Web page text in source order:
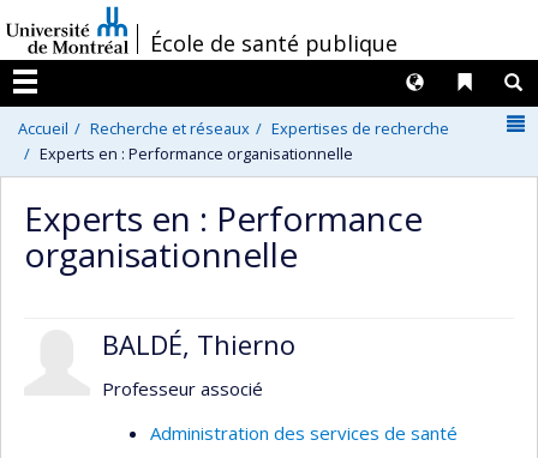
au
contenu
/École de santé publique
Menu
Liens
Langues
Accueil Recherche et réseaux
Expertises de recherche
Experts en : Performance organisationnelle
Experts en : Performance
organisationnelle
BALDÉ, Thierno
Professeur associé
Administration des services de santé